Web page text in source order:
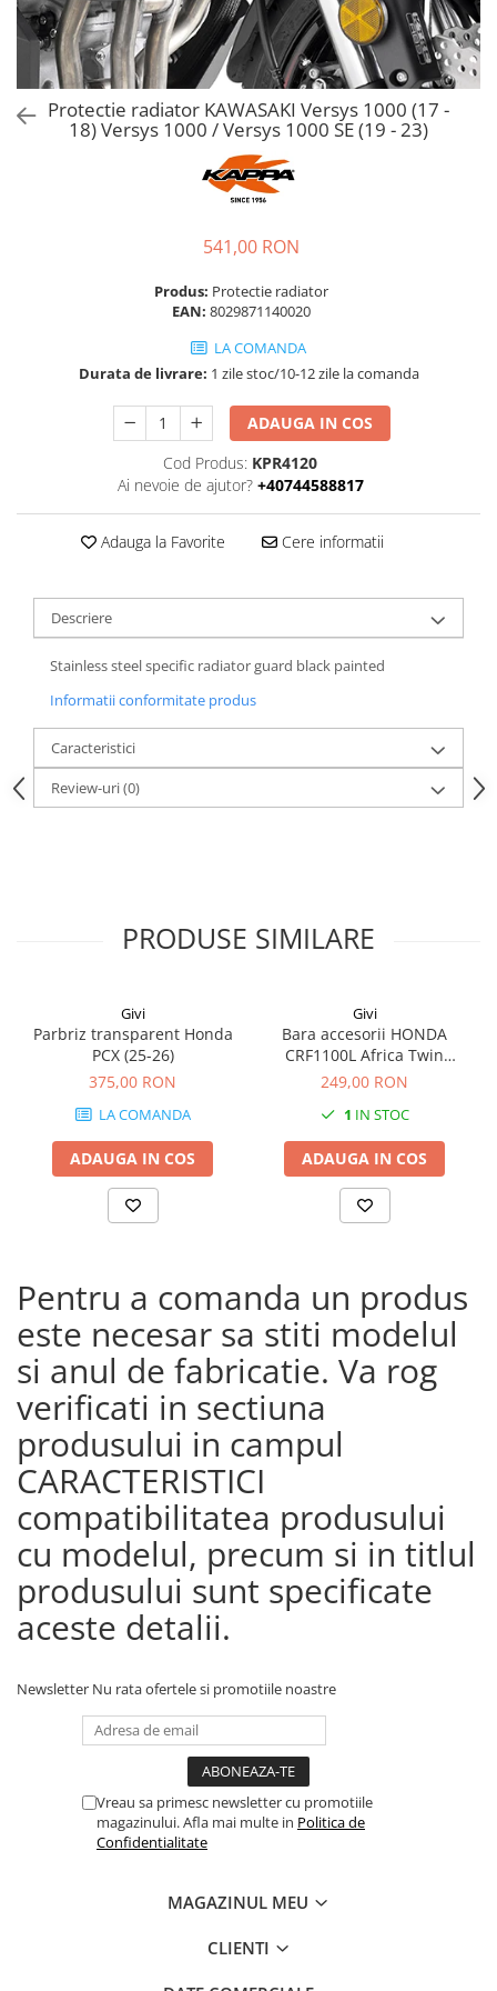
Protectie radiator KAWASAKI Versys 1000 (17 -
18) Versys 1000 / Versys 1000 SE (19 - 23)
541,00 RON
Produs: Protectie radiator
EAN: 8029871140020
LA COMANDA
Durata de livrare: 1 zile stoc/10-12 zile la comanda
ADAUGA IN COS
Cod Produs: KPR4120
Ai nevoie de ajutor? +40744588817
Adauga la Favorite Cere informatii
Descriere
Stainless steel specific radiator guard black painted
Informatii conformitate produs
Caracteristici
Review-uri(0)
PRODUSE SIMILARE
Givi
Parbriz transparent Honda
PCX (25-26)
375,00 RON
LA COMANDA
ADAUGA IN COS
Givi
Bara accesorii HONDA
CRF1100L Africa Twin
Adventure Sports (20 - 23)
Adventure Sports (24)
CRF1100L AFRICA TWIN (24)
CRF1100L Africa Twin (20 -
23)
249,00 RON
1 IN STOC
ADAUGA IN COS
Pentru a comanda un produs
este necesar sa stiti modelul
si anul de fabricatie. Va rog
verificati in sectiuna
produsului in campul
CARACTERISTICI
compatibilitatea produsului
cu modelul, precum si in titlul
produsului sunt specificate
aceste detalii.
Newsletter Nu rata ofertele si promotiile noastre
Vreau sa primesc newsletter cu promotiile
magazinului. Afla mai multe in Politica de
Confidentialitate
MAGAZINUL MEU
CLIENTI